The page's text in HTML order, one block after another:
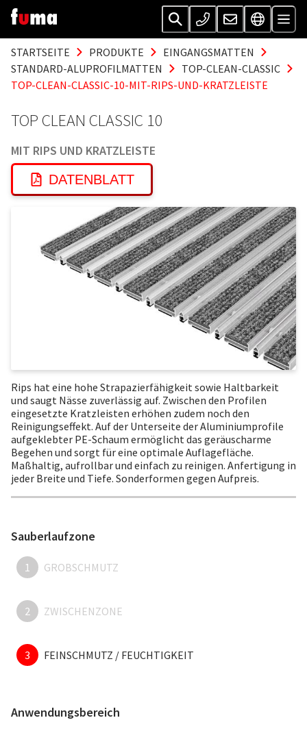
STARTSEITE PRODUKTE
EINGANGSMATTEN
STANDARD-ALUPROFILMATTEN
TOP-CLEAN-CLASSIC
TOP-CLEAN-CLASSIC-10-MIT-RIPS-UND-KRATZLEISTE
TOP CLEAN CLASSIC 10
MIT RIPS UND KRATZLEISTE
DATENBLATT
Rips hat eine hohe Strapazierfähigkeit sowie Haltbarkeit
und saugt Nässe zuverlässig auf. Zwischen den Profilen
eingesetzte Kratzleisten erhöhen zudem noch den
Reinigungseffekt. Auf der Unterseite der Aluminiumprofile
aufgeklebter PE-Schaum ermöglicht das geräuscharme
Begehen und sorgt für eine optimale Auflagefläche.
Maßhaltig, aufrollbar und einfach zu reinigen. Anfertigung in
jeder Breite und Tiefe. Sonderformen gegen Aufpreis.
Sauberlaufzone
1 GROBSCHMUTZ
2 ZWISCHENZONE
3 FEINSCHMUTZ / FEUCHTIGKEIT
Anwendungsbereich